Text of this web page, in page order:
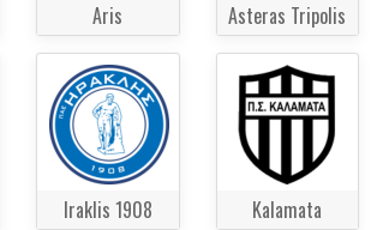
Aris Asteras Tripolis
Iraklis 1908 Kalamata